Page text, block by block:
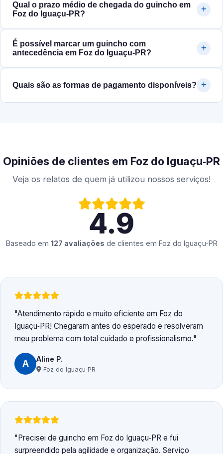
Qual o prazo médio de chegada do guincho em
Foz do Iguaçu‑PR?
É possível marcar um guincho com
antecedência em Foz do Iguaçu‑PR?
Quais são as formas de pagamento disponíveis?
Opiniões de clientes em Foz do Iguaçu‑PR
Veja os relatos de quem já utilizou nossos serviços!
4.9
Baseado em 127 avaliações de clientes em Foz do Iguaçu‑PR
Atendimento rápido e muito eficiente em Foz do
Iguaçu‑PR! Chegaram antes do esperado e resolveram
meu problema com total cuidado e profissionalismo.
A Aline P.
Foz do Iguaçu‑PR
Precisei de guincho em Foz do Iguaçu‑PR e fui
surpreendido pela agilidade e organização. Serviço